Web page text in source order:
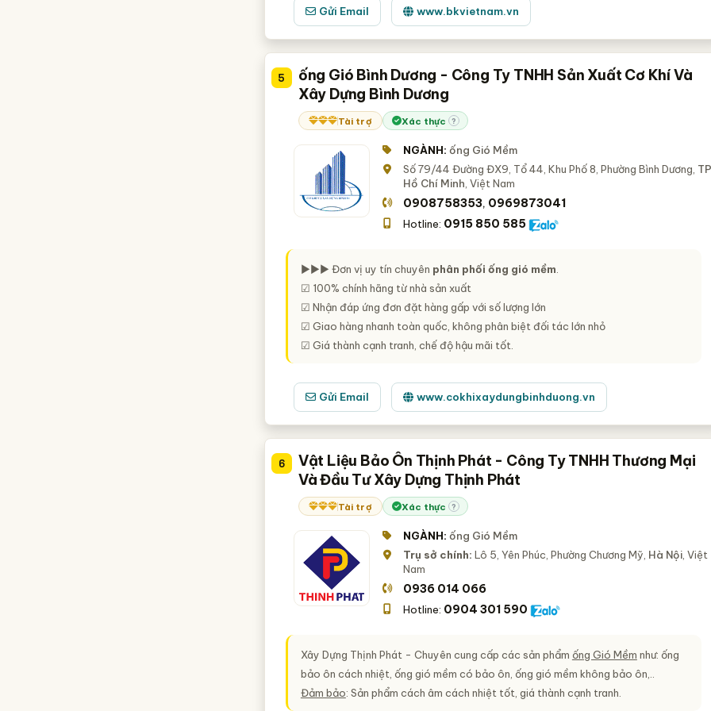
Gửi Email www.bkvietnam.vn
5
ống Gió Bình Dương - Công Ty TNHH Sản Xuất Cơ Khí Và
Xây Dựng Bình Dương
Tài trợ Xác thực ?
NGÀNH: ống Gió Mềm
Số 79/44 Đường ĐX9, Tổ 44, Khu Phố 8, Phường Bình Dương,
Hồ Chí Minh, Việt Nam
0908758353, 0969873041
Hotline: 0915 850 585
►►► Đơn vị uy tín chuyên phân phối ống gió mềm.
☑ 100% chính hãng từ nhà sản xuất
☑ Nhận đáp ứng đơn đặt hàng gấp với số lượng lớn
☑ Giao hàng nhanh toàn quốc, không phân biệt đối tác lớn nhỏ
☑ Giá thành cạnh tranh, chế độ hậu mãi tốt.
Gửi Email www.cokhixaydungbinhduong.vn
6
Vật Liệu Bảo Ôn Thịnh Phát - Công Ty TNHH Thương Mại
Và Đầu Tư Xây Dựng Thịnh Phát
Tài trợ Xác thực ?
NGÀNH: ống Gió Mềm
Trụ sở chính: Lô 5, Yên Phúc, Phường Chương Mỹ, Hà Nội, Việt
Nam
0936 014 066
Hotline: 0904 301 590
Xây Dựng Thịnh Phát - Chuyên cung cấp các sản phẩm ống Gió Mềm như: ống
bảo ôn cách nhiệt, ống gió mềm có bảo ôn, ống gió mềm không bảo ôn,..
Đảm bảo: Sản phẩm cách âm cách nhiệt tốt, giá thành cạnh tranh.